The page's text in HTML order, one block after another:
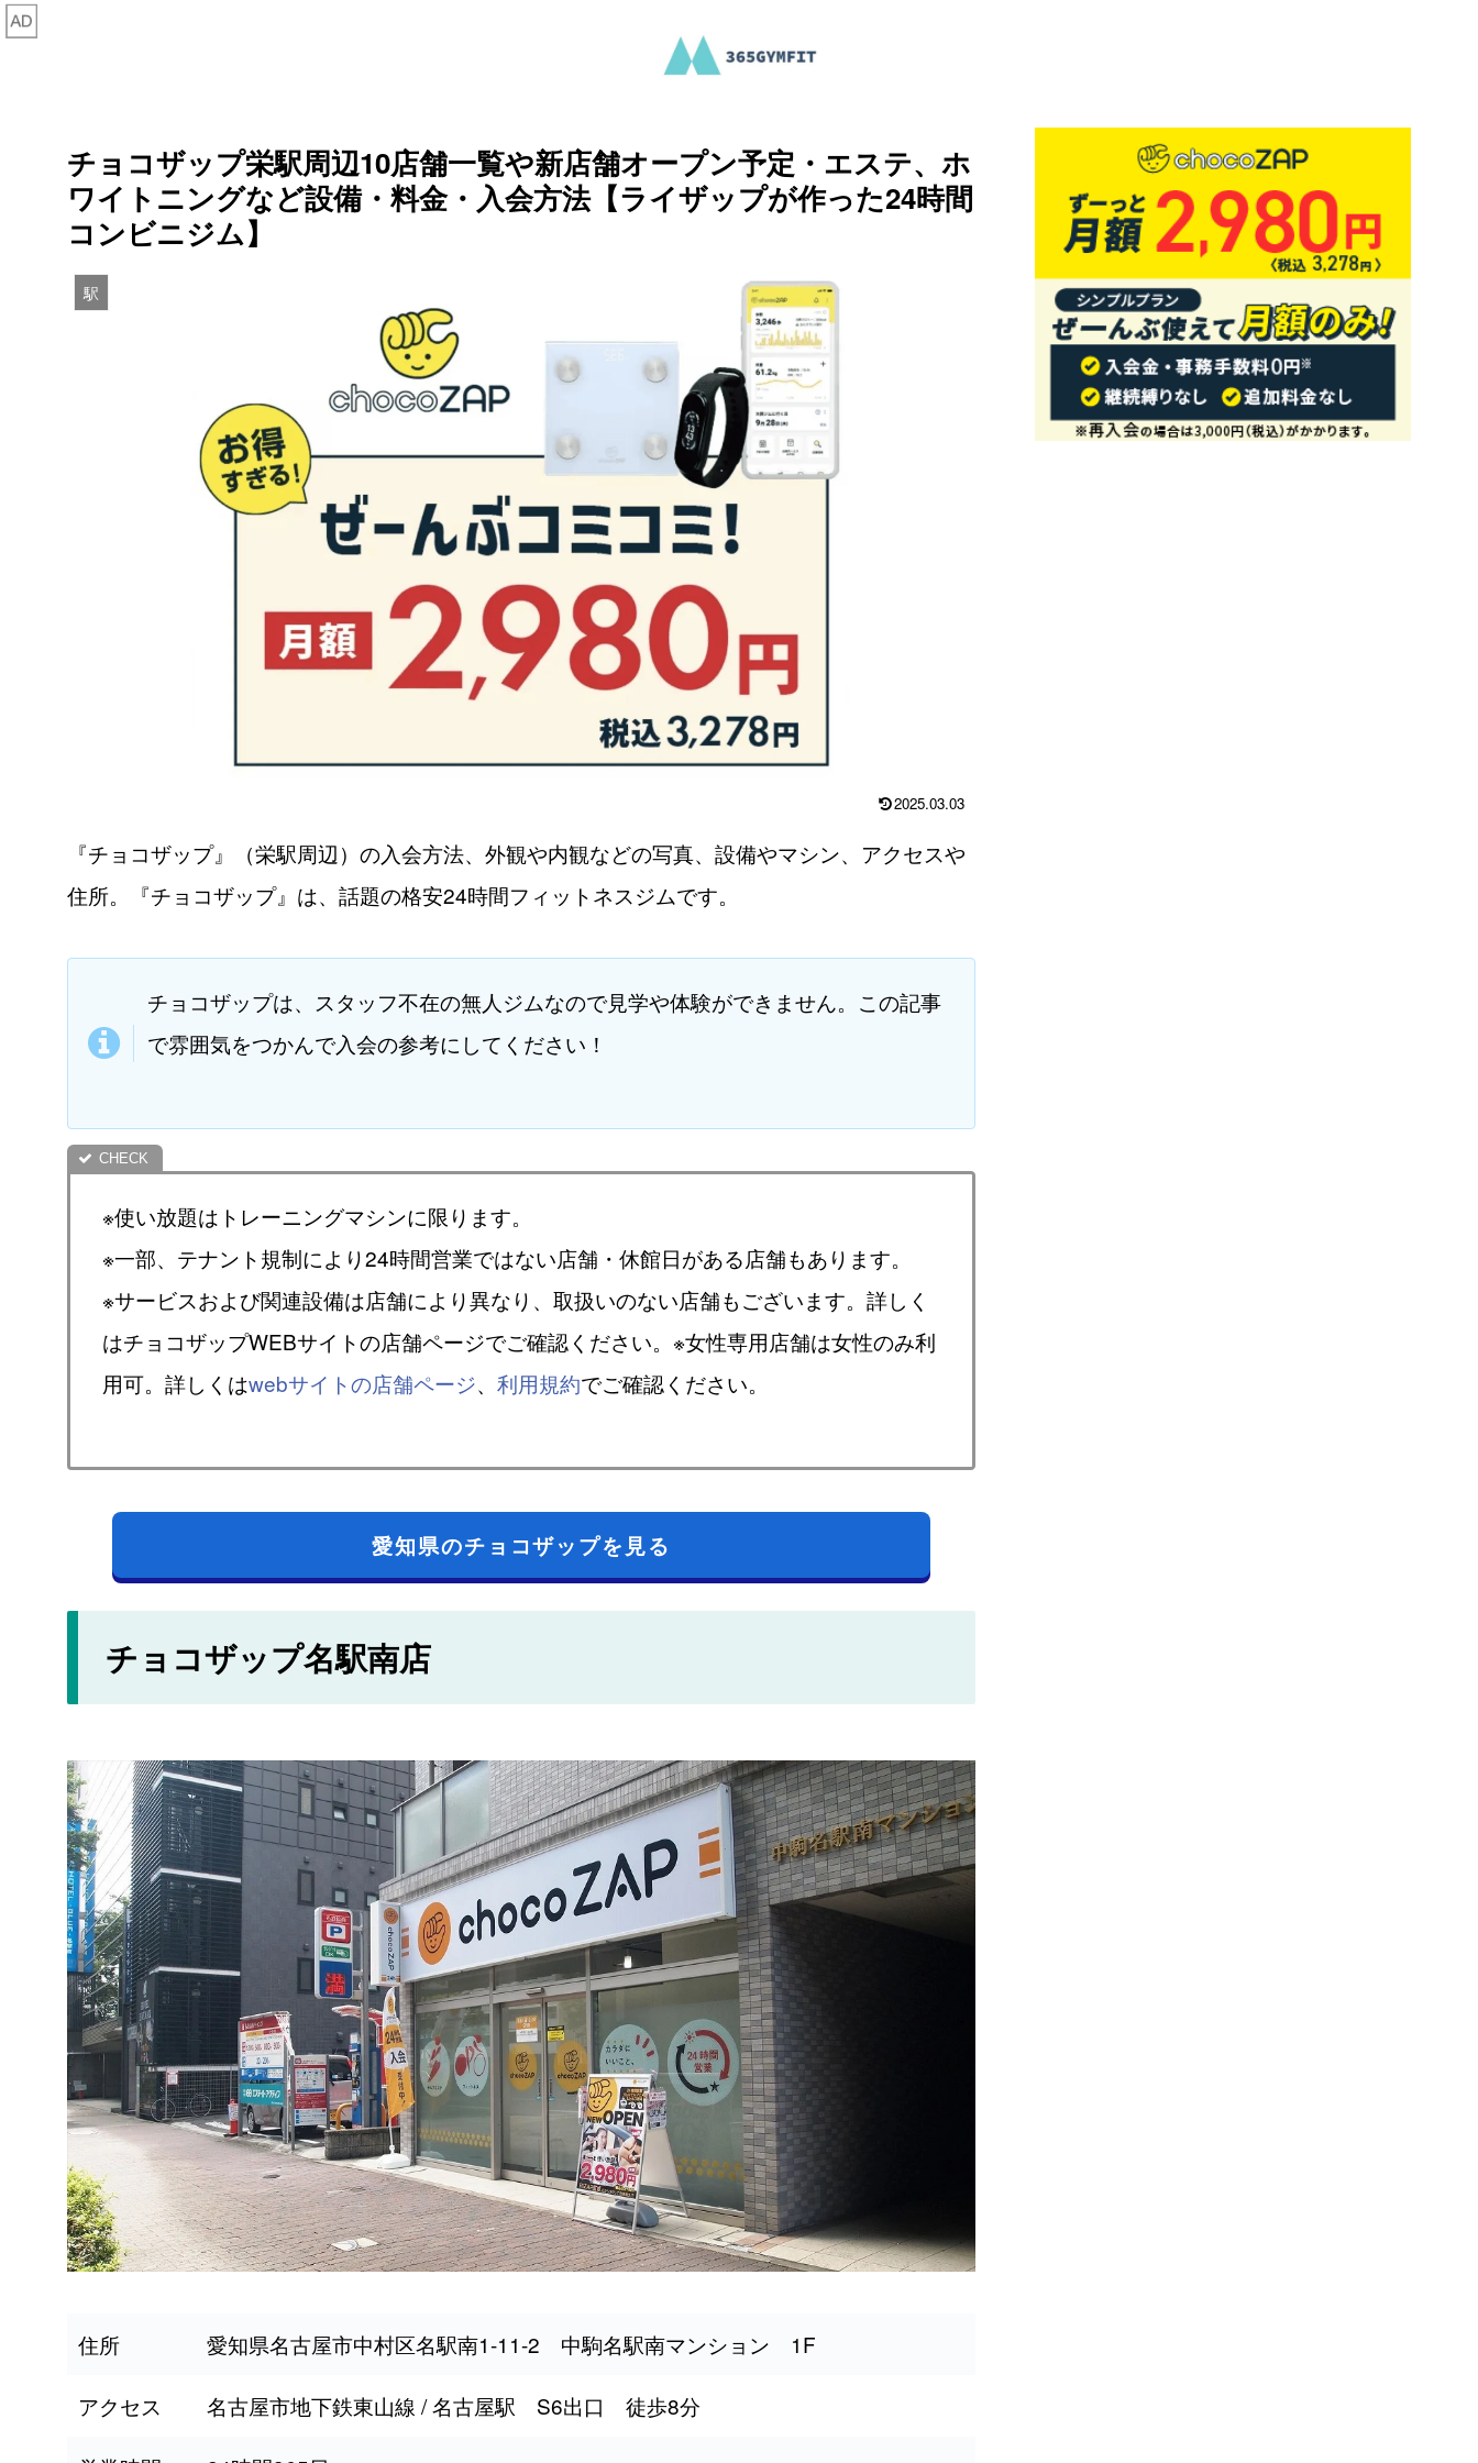
チョコザップ栄駅周辺10店舗一覧や新店舗オープン予定・エステ、ホ
ワイトニングなど設備・料金・入会方法【ライザップが作った24時間
コンビニジム】
駅
2025.03.03
『チョコザップ』（栄駅周辺）の入会方法、外観や内観などの写真、設備やマシン、アクセスや
住所。『チョコザップ』は、話題の格安24時間フィットネスジムです。
チョコザップは、スタッフ不在の無人ジムなので見学や体験ができません。この記事
で雰囲気をつかんで入会の参考にしてください！
※使い放題はトレーニングマシンに限ります。
※一部、テナント規制により24時間営業ではない店舗・休館日がある店舗もあります。
※サービスおよび関連設備は店舗により異なり、取扱いのない店舗もございます。詳しく
はチョコザップWEBサイトの店舗ページでご確認ください。※女性専用店舗は女性のみ利
用可。詳しくはwebサイトの店舗ページ、 利用規約でご確認ください。
愛知県のチョコザップを見る
チョコザップ名駅南店
住所 愛知県名古屋市中村区名駅南1-11-2 中駒名駅南マンション 1F
アクセス 名古屋市地下鉄東山線 / 名古屋駅 S6出口 徒歩8分